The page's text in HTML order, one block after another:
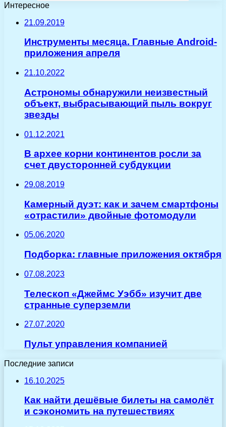
Интересное
21.09.2019
Инструменты месяца. Главные Android-
приложения апреля
21.10.2022
Астрономы обнаружили неизвестный
объект, выбрасывающий пыль вокруг
звезды
01.12.2021
В архее корни континентов росли за
счет двусторонней субдукции
29.08.2019
Камерный дуэт: как и зачем смартфоны
«отрастили» двойные фотомодули
05.06.2020
Подборка: главные приложения октября
07.08.2023
Телескоп «Джеймс Уэбб» изучит две
странные суперземли
27.07.2020
Пульт управления компанией
Последние записи
16.10.2025
Как найти дешёвые билеты на самолёт
и сэкономить на путешествиях